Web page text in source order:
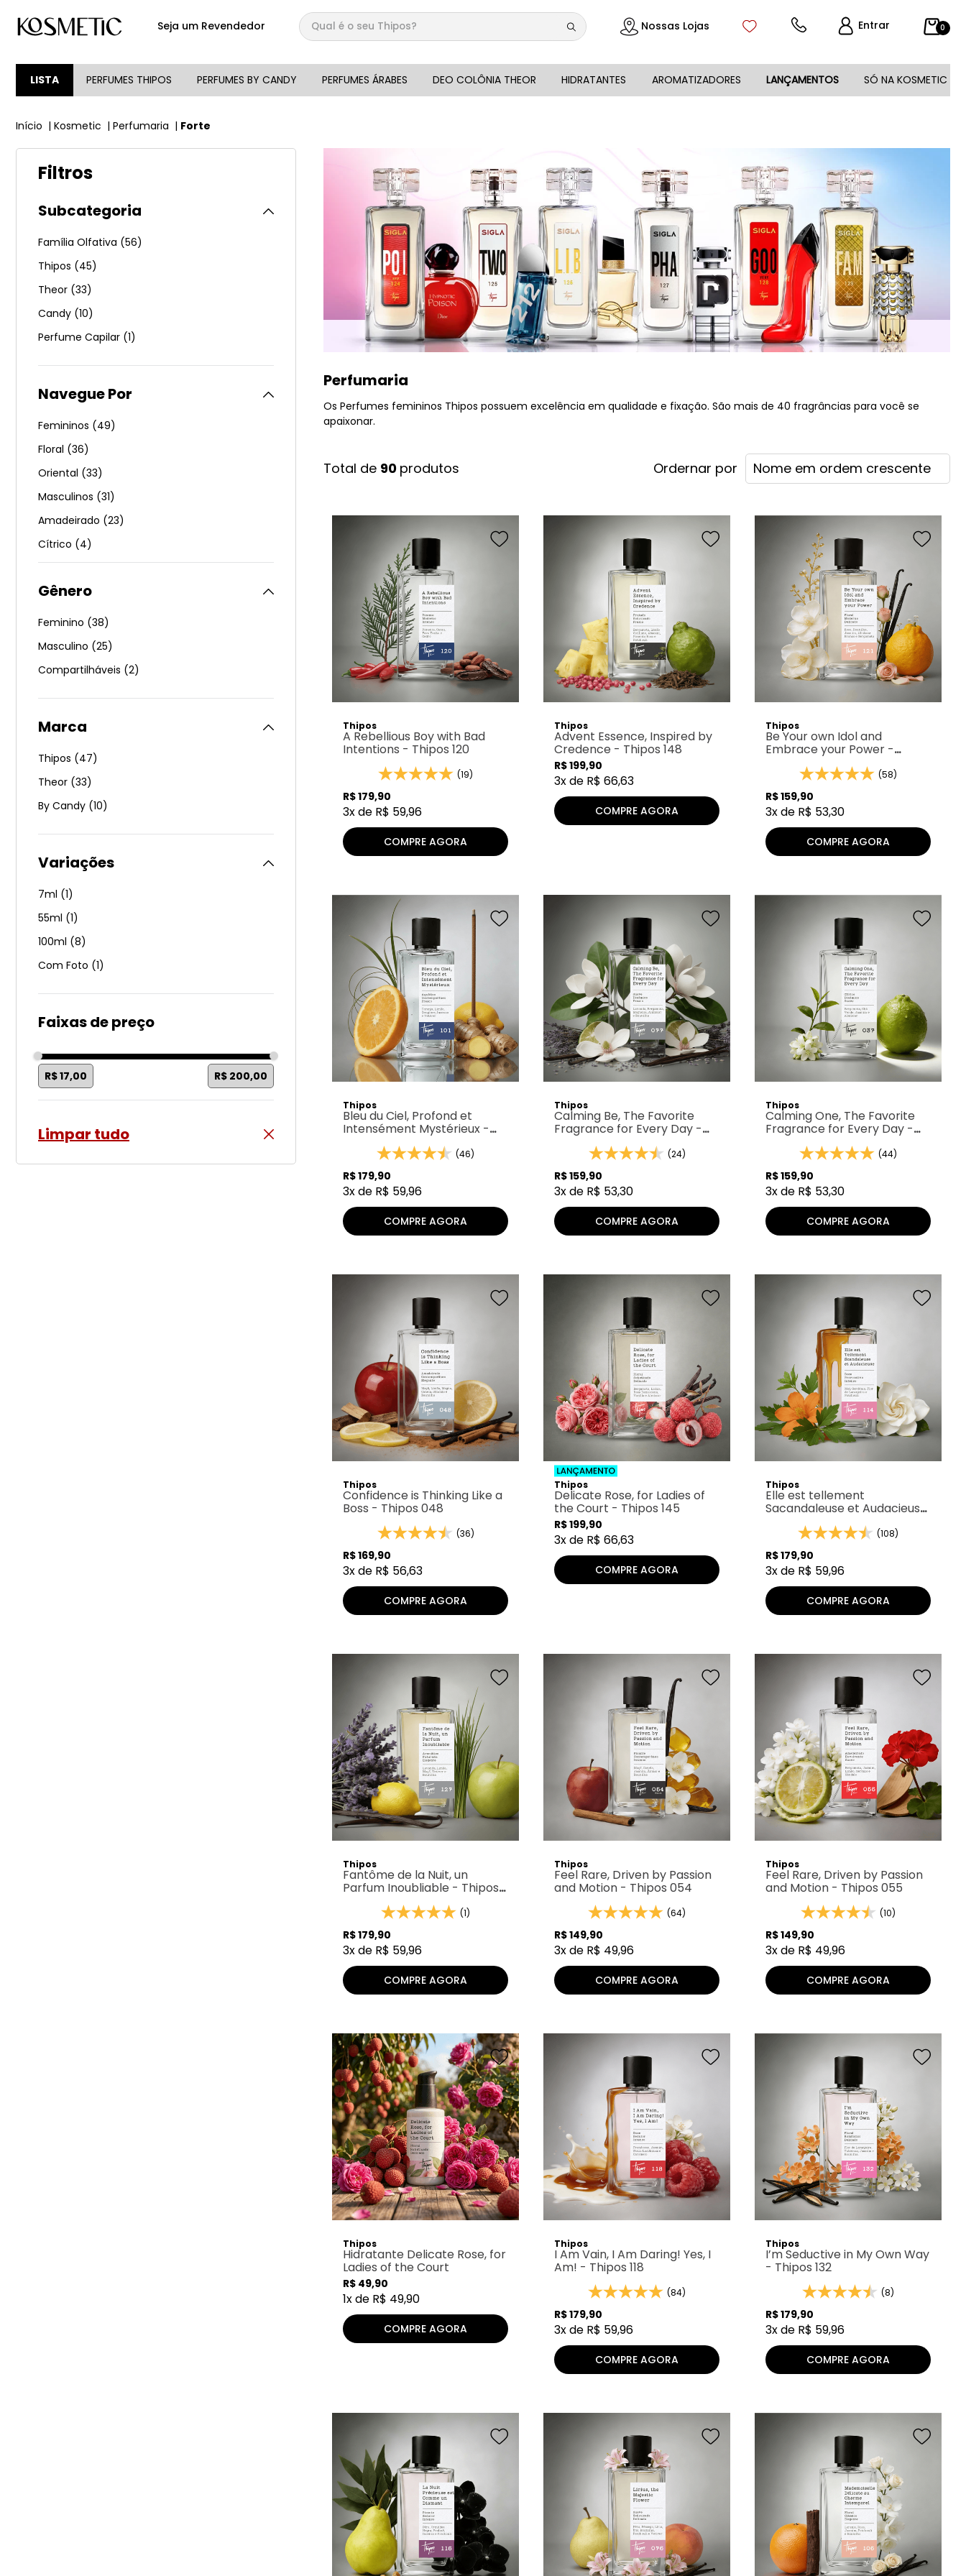
Seja um Revendedor
Qual é o seu Thipos?
Nossas Lojas Entrar 0
LISTA PERFUMES THIPOS PERFUMES BY CANDY PERFUMES ÁRABES DEO COLÔNIA THEOR HIDRATANTES AROMATIZADORES LANÇAMENTOS SÓ NA KOSMETIC
Kosmetic Perfumaria Forte
Filtros
Subcategoria
Família Olfativa (56)
Thipos (45)
Theor (33)
Candy (10)
Perfume Capilar (1)
Femininos (49)
Floral (36)
Oriental (33)
Masculinos (31)
Amadeirado (23)
Cítrico (4)
Gênero
Feminino (38)
Masculino (25)
Compartilháveis (2)
Marca
Thipos (47)
Theor (33)
By Candy (10)
Variações
7ml (1)
55ml (1)
100ml (8)
Com Foto (1)
Faixas de preço
R$ 17,00 R$ 200,00
Limpar tudo
Perfumaria
Os Perfumes femininos Thipos possuem excelência em qualidade e fixação. São mais de 40 fragrâncias para você se
apaixonar.
90 produtos Nome em ordem crescente
Thipos
A Rebellious Boy with Bad
Intentions - Thipos 120
(19)
R$179,90
3x de R$ 59,96
COMPRE AGORA
Thipos
Advent Essence, Inspired by
Credence - Thipos 148
R$199,90
3x de R$ 66,63
COMPRE AGORA
Thipos
Be Your own Idol and
Embrace your Power -
Thipos 121
(58)
R$159,90
3x de R$ 53,30
COMPRE AGORA
Thipos
Bleu du Ciel, Profond et
Intensément Mystérieux -
Thipos 101
(46)
R$179,90
3x de R$ 59,96
COMPRE AGORA
Thipos
Calming Be, The Favorite
Fragrance for Every Day -
Thipos 077
(24)
R$159,90
3x de R$ 53,30
COMPRE AGORA
Thipos
Calming One, The Favorite
Fragrance for Every Day -
Thipos 037
(44)
R$159,90
3x de R$ 53,30
COMPRE AGORA
Thipos
Confidence is Thinking Like a
Boss - Thipos 048
(36)
R$169,90
3x de R$ 56,63
COMPRE AGORA
Thipos
Delicate Rose, for Ladies of
the Court - Thipos 145
R$199,90
3x de R$ 66,63
COMPRE AGORA
Thipos
Elle est tellement
Sacandaleuse et Audacieuse
- Thipos 114
(108)
R$179,90
3x de R$ 59,96
COMPRE AGORA
Thipos
Fantôme de la Nuit, un
Parfum Inoubliable - Thipos
(1)
R$179,90
3x de R$ 59,96
COMPRE AGORA
Thipos
Feel Rare, Driven by Passion
and Motion - Thipos 054
(64)
R$149,90
3x de R$ 49,96
COMPRE AGORA
Thipos
Feel Rare, Driven by Passion
and Motion - Thipos 055
(10)
R$149,90
3x de R$ 49,96
COMPRE AGORA
Thipos
Hidratante Delicate Rose, for
Ladies of the Court
R$ 49,90
1x de R$ 49,90
COMPRE AGORA
Thipos
I Am Vain, I Am Daring! Yes, I
Am! - Thipos 118
(84)
R$179,90
3x de R$ 59,96
COMPRE AGORA
Thipos
I’m Seductive in My Own Way
- Thipos 132
(8)
R$179,90
3x de R$ 59,96
COMPRE AGORA
1 º
144
4º
box